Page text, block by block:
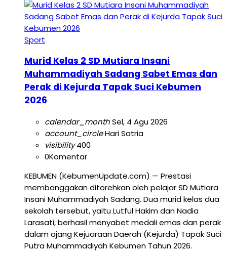
Sport
Murid Kelas 2 SD Mutiara Insani
Muhammadiyah Sadang Sabet Emas dan
Perak di Kejurda Tapak Suci Kebumen
2026
calendar_monthSel, 4 Agu 2026
account_circleHari Satria
visibility400
0Komentar
KEBUMEN (KebumenUpdate.com) — Prestasi
membanggakan ditorehkan oleh pelajar SD Mutiara
Insani Muhammadiyah Sadang. Dua murid kelas dua
sekolah tersebut, yaitu Lutful Hakim dan Nadia
Larasati, berhasil menyabet medali emas dan perak
dalam ajang Kejuaraan Daerah (Kejurda) Tapak Suci
Putra Muhammadiyah Kebumen Tahun 2026.